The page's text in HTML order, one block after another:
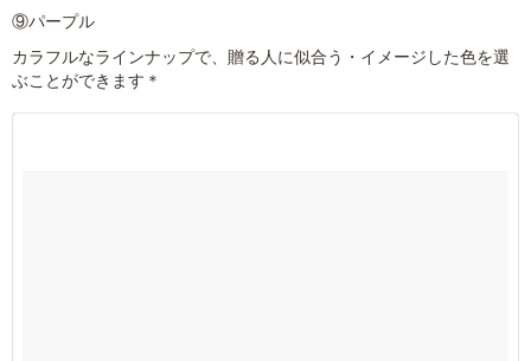
⑨パープル
カラフルなラインナップで、贈る人に似合う・イメージした色を選
ぶことができます＊